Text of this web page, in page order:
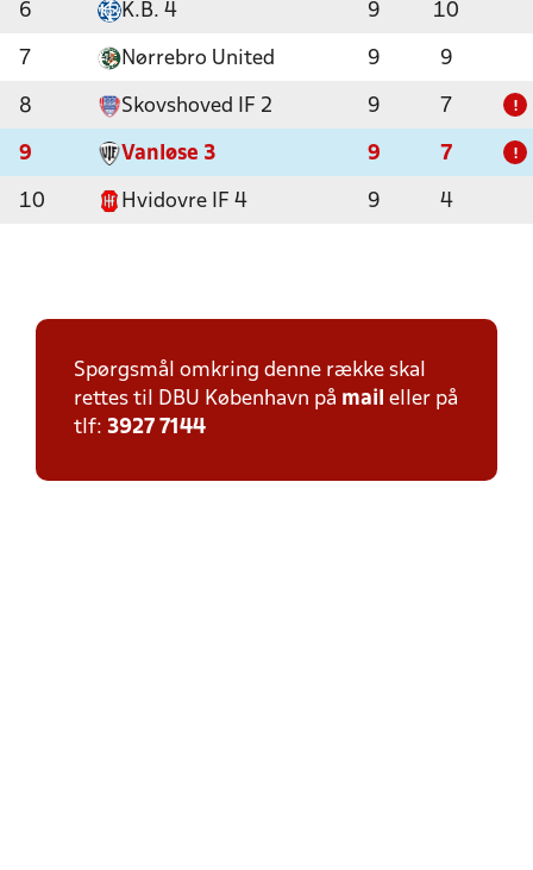
6 K.B. 4 9 10
7 Nørrebro United 9 9
8 Skovshoved IF 2 9 7 !
9 Vanløse 3 9 7 !
10 Hvidovre IF 4 9 4
Spørgsmål omkring denne række skal
rettes til DBU København på mail eller på
tlf: 3927 7144